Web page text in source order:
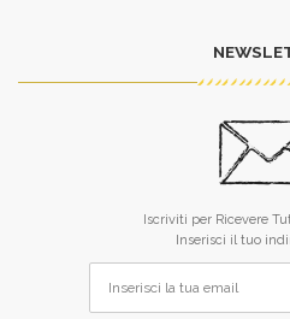
Iscriviti per Ricevere
Inserisci il tuo